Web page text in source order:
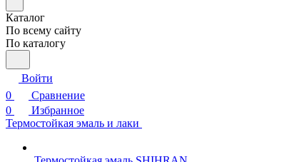
Каталог
По всему сайту
По каталогу
Войти
0
Сравнение
0
Избранное
Термостойкая эмаль и лаки